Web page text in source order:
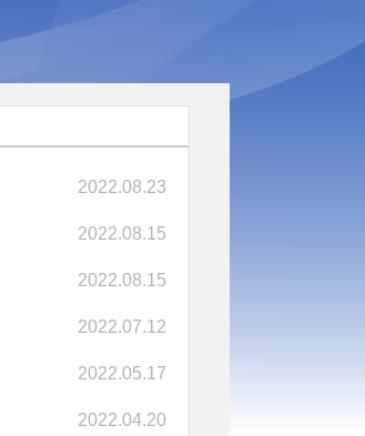
2022.08.23
2022.08.15
2022.08.15
2022.07.12
2022.05.17
2022.04.20